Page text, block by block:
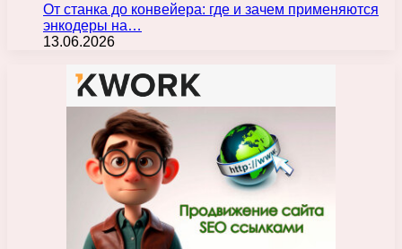
От станка до конвейера: где и зачем применяются
энкодеры на…
13.06.2026